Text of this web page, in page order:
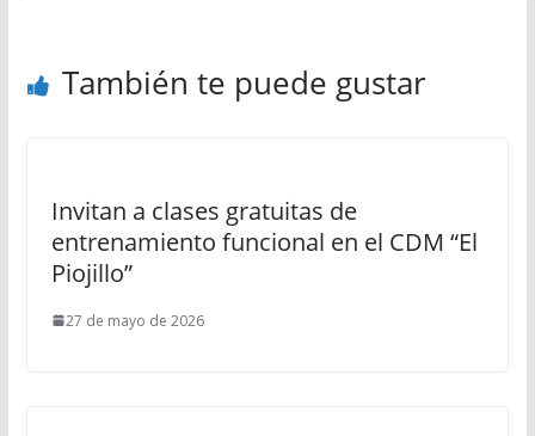
También te puede gustar
Invitan a clases gratuitas de
entrenamiento funcional en el CDM “El
Piojillo”
27 de mayo de 2026